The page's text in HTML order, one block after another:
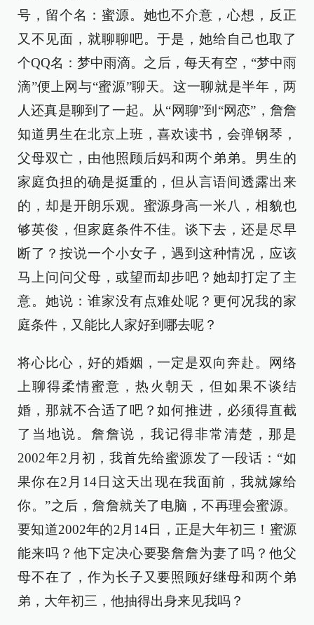
号，留个名：蜜源。她也不介意，心想，反正
又不见面，就聊聊吧。于是，她给自己也取了
个QQ名：梦中雨滴。之后，每天有空，“梦中雨
滴”便上网与“蜜源”聊天。这一聊就是半年，两
人还真是聊到了一起。从“网聊”到“网恋”，詹詹
知道男生在北京上班，喜欢读书，会弹钢琴，
父母双亡，由他照顾后妈和两个弟弟。男生的
家庭负担的确是挺重的，但从言语间透露出来
的，却是开朗乐观。蜜源身高一米八，相貌也
够英俊，但家庭条件不佳。谈下去，还是尽早
断了？按说一个小女子，遇到这种情况，应该
马上问问父母，或望而却步吧？她却打定了主
意。她说：谁家没有点难处呢？更何况我的家
庭条件，又能比人家好到哪去呢？
将心比心，好的婚姻，一定是双向奔赴。网络
上聊得柔情蜜意，热火朝天，但如果不谈结
婚，那就不合适了吧？如何推进，必须得直截
了当地说。詹詹说，我记得非常清楚，那是
2002年2月初，我首先给蜜源发了一段话：“如
果你在2月14日这天出现在我面前，我就嫁给
你。”之后，詹詹就关了电脑，不再理会蜜源。
要知道2002年的2月14日，正是大年初三！蜜源
能来吗？他下定决心要娶詹詹为妻了吗？他父
母不在了，作为长子又要照顾好继母和两个弟
弟，大年初三，他抽得出身来见我吗？